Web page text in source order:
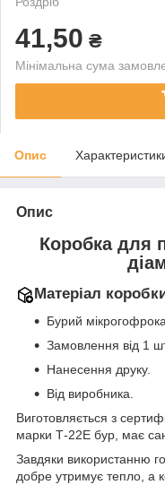
41,50 ₴
Мінімальна сума
Опис
Опис
Коробка для
Матеріал
Бурий
Замовлення від 1
Нанесення друку.
Від виробника.
Виготовляється з
марки Т-22Е бур, має
Завдяки використанню
добре утримує тепло, а